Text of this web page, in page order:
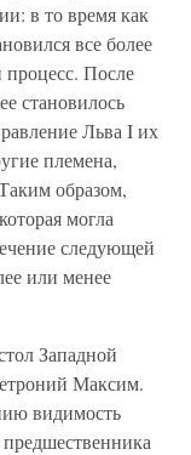
в то время как
все более
После
становилось
Льва I их
племена,
образом,
могла
следующей
или менее
Западной
Максим.
видимость